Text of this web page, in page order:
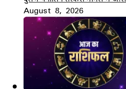
August 8, 2026